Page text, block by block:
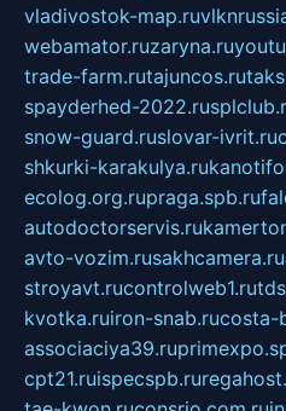
vladivostok-map.ru
webamator.ruzaryna.ru
trade-farm.rutajuncos.ru
spayderhed-2022.ru
snow-guard.ruslovar-ivrit.ru
shkurki-karakulya.ru
ecolog.org.rupraga.spb.ru
autodoctorservis.ru
avto-vozim.rusakhcamera.ru
stroyavt.rucontrolweb1.ru
kvotka.ruiron-snab.rucosta-
associaciya39.ru
cpt21.ruispecspb.ru